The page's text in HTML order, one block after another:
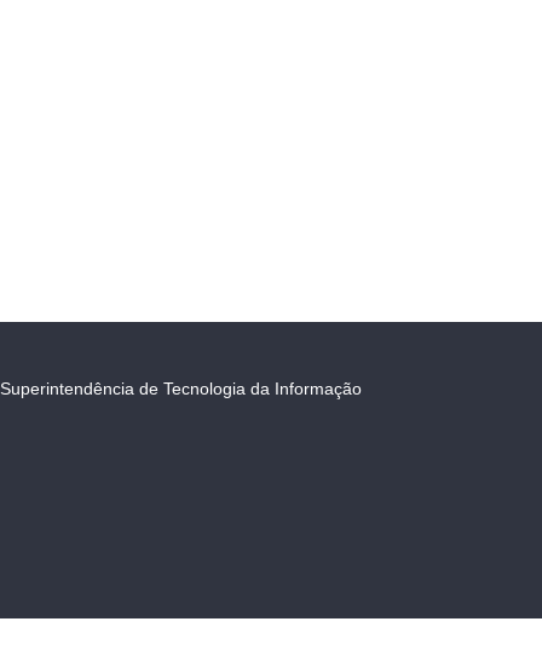
Superintendência de Tecnologia da Informação